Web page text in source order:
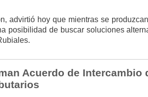
advirtió hoy que mientras se
posibilidad de buscar soluciones
Acuerdo de Intercambio